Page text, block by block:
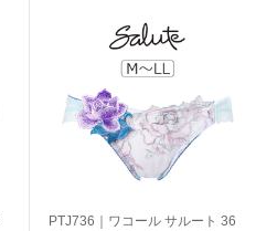
PTJ736｜ワコール サルート 36